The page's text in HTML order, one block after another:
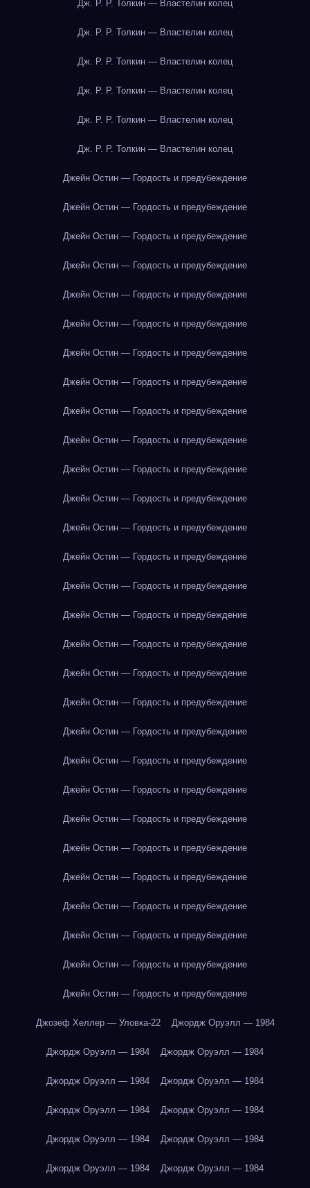
Дж. Р. Р. Толкин — Властелин колец
Дж. Р. Р. Толкин — Властелин колец
Дж. Р. Р. Толкин — Властелин колец
Дж. Р. Р. Толкин — Властелин колец
Дж. Р. Р. Толкин — Властелин колец
Дж. Р. Р. Толкин — Властелин колец
Джейн Остин — Гордость и предубеждение
Джейн Остин — Гордость и предубеждение
Джейн Остин — Гордость и предубеждение
Джейн Остин — Гордость и предубеждение
Джейн Остин — Гордость и предубеждение
Джейн Остин — Гордость и предубеждение
Джейн Остин — Гордость и предубеждение
Джейн Остин — Гордость и предубеждение
Джейн Остин — Гордость и предубеждение
Джейн Остин — Гордость и предубеждение
Джейн Остин — Гордость и предубеждение
Джейн Остин — Гордость и предубеждение
Джейн Остин — Гордость и предубеждение
Джейн Остин — Гордость и предубеждение
Джейн Остин — Гордость и предубеждение
Джейн Остин — Гордость и предубеждение
Джейн Остин — Гордость и предубеждение
Джейн Остин — Гордость и предубеждение
Джейн Остин — Гордость и предубеждение
Джейн Остин — Гордость и предубеждение
Джейн Остин — Гордость и предубеждение
Джейн Остин — Гордость и предубеждение
Джейн Остин — Гордость и предубеждение
Джейн Остин — Гордость и предубеждение
Джейн Остин — Гордость и предубеждение
Джейн Остин — Гордость и предубеждение
Джейн Остин — Гордость и предубеждение
Джейн Остин — Гордость и предубеждение
Джейн Остин — Гордость и предубеждение
Джозеф Хеллер — Уловка-22 Джордж Оруэлл — 1984
Джордж Оруэлл — 1984 Джордж Оруэлл — 1984
Джордж Оруэлл — 1984 Джордж Оруэлл — 1984
Джордж Оруэлл — 1984 Джордж Оруэлл — 1984
Джордж Оруэлл — 1984 Джордж Оруэлл — 1984
Джордж Оруэлл — 1984 Джордж Оруэлл — 1984